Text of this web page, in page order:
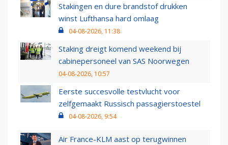
Stakingen en dure brandstof drukken
winst Lufthansa hard omlaag
04-08-2026, 11:38
Staking dreigt komend weekend bij
cabinepersoneel van SAS Noorwegen
04-08-2026, 10:57
Eerste succesvolle testvlucht voor
zelfgemaakt Russisch passagierstoestel
04-08-2026, 9:54
Air France-KLM aast op terugwinnen